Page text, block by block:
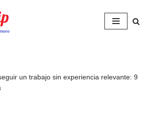
un trabajo sin experiencia relevante: 9